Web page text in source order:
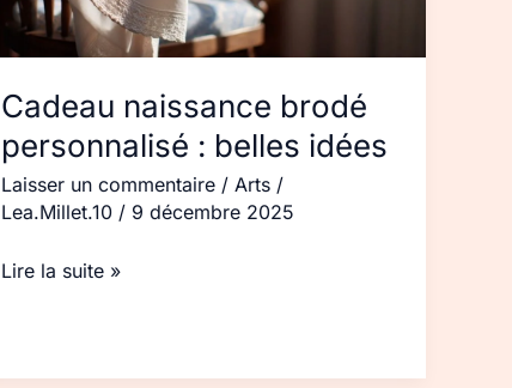
Cadeau naissance brodé
personnalisé : belles idées
Laisser un commentaire /Arts /
Lea.Millet.10 / 9 décembre 2025
Lire la suite »